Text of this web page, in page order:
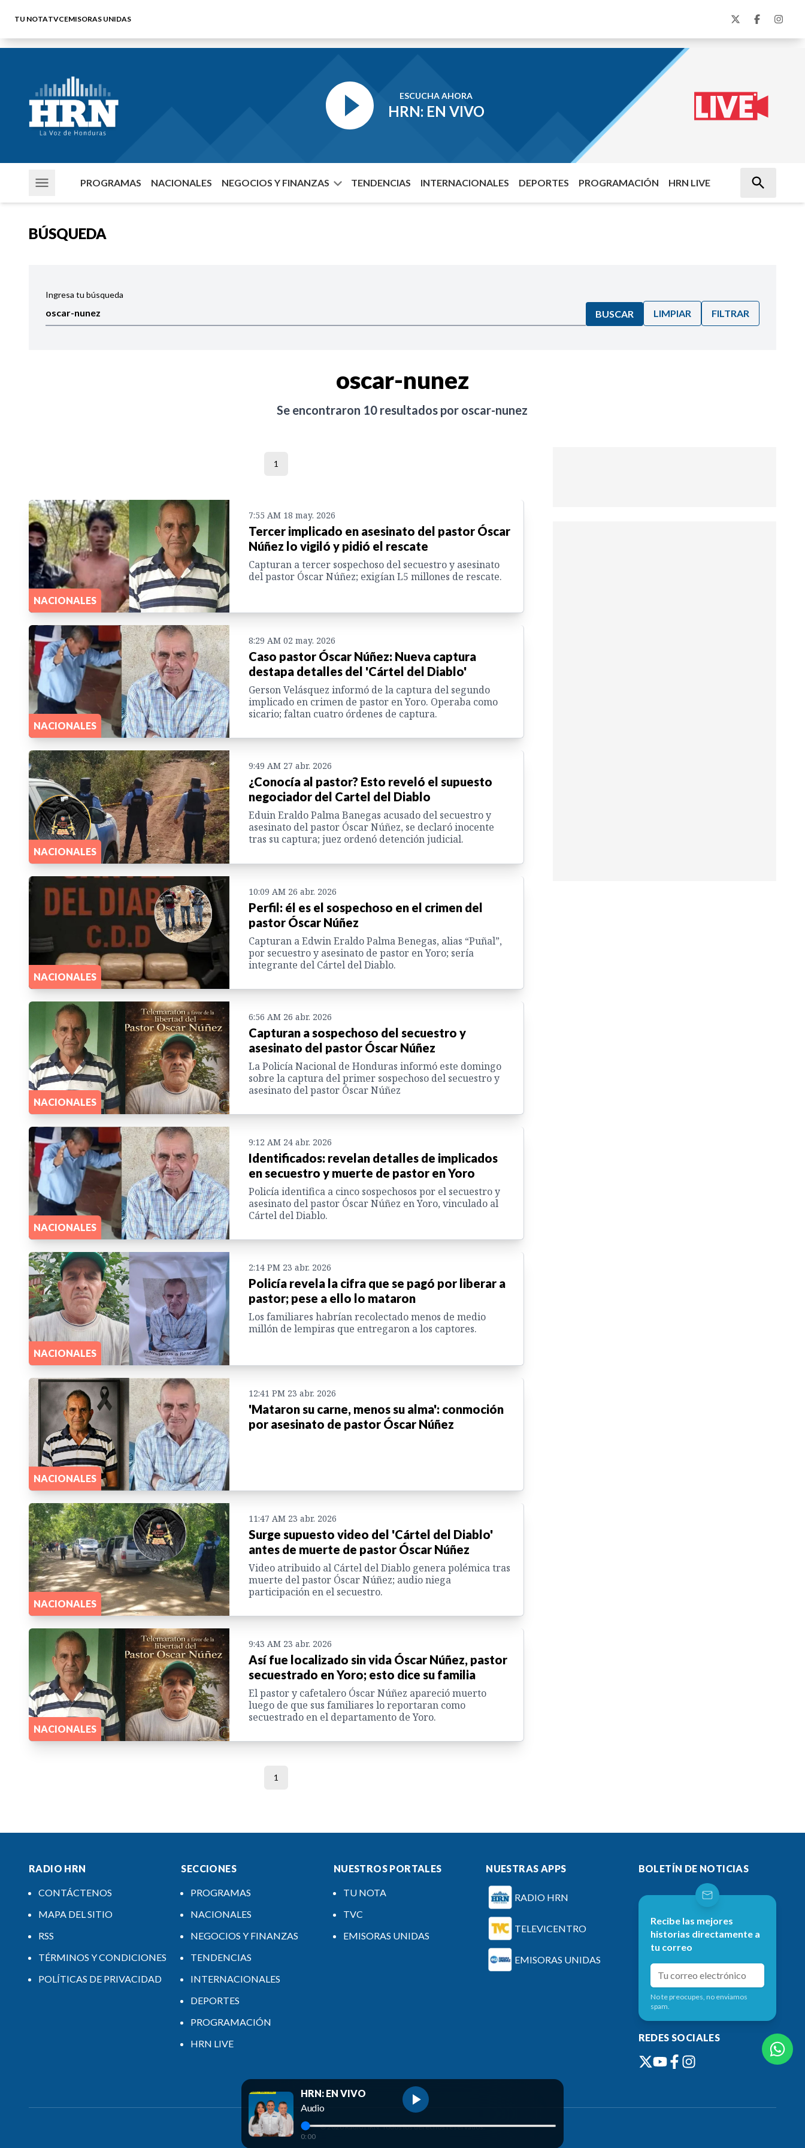
TU NOTATVCEMISORAS UNIDAS
ESCUCHA AHORA
HRN: EN VIVO
PROGRAMAS NACIONALES NEGOCIOS Y FINANZAS TENDENCIAS INTERNACIONALES DEPORTES PROGRAMACIÓN HRN LIVE
BÚSQUEDA
Ingresa tu búsqueda
BUSCAR LIMPIAR FILTRAR
oscar-nunez
Se encontraron 10 resultados por oscar-nunez
1
NACIONALES
7:55 AM 18 may. 2026
Tercer implicado en asesinato del pastor Óscar
Núñez lo vigiló y pidió el rescate
Capturan a tercer sospechoso del secuestro y asesinato
del pastor Óscar Núñez; exigían L5 millones de rescate.
NACIONALES
8:29 AM 02 may. 2026
Caso pastor Óscar Núñez: Nueva captura
destapa detalles del 'Cártel del Diablo'
Gerson Velásquez informó de la captura del segundo
implicado en crimen de pastor en Yoro. Operaba como
sicario; faltan cuatro órdenes de captura.
NACIONALES
9:49 AM 27 abr. 2026
¿Conocía al pastor? Esto reveló el supuesto
negociador del Cartel del Diablo
Eduin Eraldo Palma Banegas acusado del secuestro y
asesinato del pastor Óscar Núñez, se declaró inocente
tras su captura; juez ordenó detención judicial.
NACIONALES
10:09 AM 26 abr. 2026
Perfil: él es el sospechoso en el crimen del
pastor Óscar Núñez
Capturan a Edwin Eraldo Palma Benegas, alias “Puñal”,
por secuestro y asesinato de pastor en Yoro; sería
integrante del Cártel del Diablo.
NACIONALES
6:56 AM 26 abr. 2026
Capturan a sospechoso del secuestro y
asesinato del pastor Óscar Núñez
La Policía Nacional de Honduras informó este domingo
sobre la captura del primer sospechoso del secuestro y
asesinato del pastor Óscar Núñez
NACIONALES
9:12 AM 24 abr. 2026
Identificados: revelan detalles de implicados
en secuestro y muerte de pastor en Yoro
Policía identifica a cinco sospechosos por el secuestro y
asesinato del pastor Óscar Núñez en Yoro, vinculado al
Cártel del Diablo.
NACIONALES
2:14 PM 23 abr. 2026
Policía revela la cifra que se pagó por liberar a
pastor; pese a ello lo mataron
Los familiares habrían recolectado menos de medio
millón de lempiras que entregaron a los captores.
NACIONALES
12:41 PM 23 abr. 2026
'Mataron su carne, menos su alma': conmoción
por asesinato de pastor Óscar Núñez
NACIONALES
11:47 AM 23 abr. 2026
Surge supuesto video del 'Cártel del Diablo'
antes de muerte de pastor Óscar Núñez
Video atribuido al Cártel del Diablo genera polémica tras
muerte del pastor Óscar Núñez; audio niega
participación en el secuestro.
NACIONALES
9:43 AM 23 abr. 2026
Así fue localizado sin vida Óscar Núñez, pastor
secuestrado en Yoro; esto dice su familia
El pastor y cafetalero Óscar Núñez apareció muerto
luego de que sus familiares lo reportaran como
secuestrado en el departamento de Yoro.
1
RADIO HRN
CONTÁCTENOS
MAPA DEL SITIO
RSS
TÉRMINOS Y CONDICIONES
POLÍTICAS DE PRIVACIDAD
SECCIONES
PROGRAMAS
NACIONALES
NEGOCIOS Y FINANZAS
TENDENCIAS
INTERNACIONALES
DEPORTES
PROGRAMACIÓN
HRN LIVE
NUESTROS PORTALES
TU NOTA
TVC
EMISORAS UNIDAS
NUESTRAS APPS
RADIO HRN
TELEVICENTRO
EMISORAS UNIDAS
BOLETÍN DE NOTICIAS
Recibe las mejores
historias directamente a
tu correo
No te preocupes, no enviamos
spam.
REDES SOCIALES
©2026Radio HRN. Todos los derechos reservados.
HRN: EN VIVO
Audio
0:00